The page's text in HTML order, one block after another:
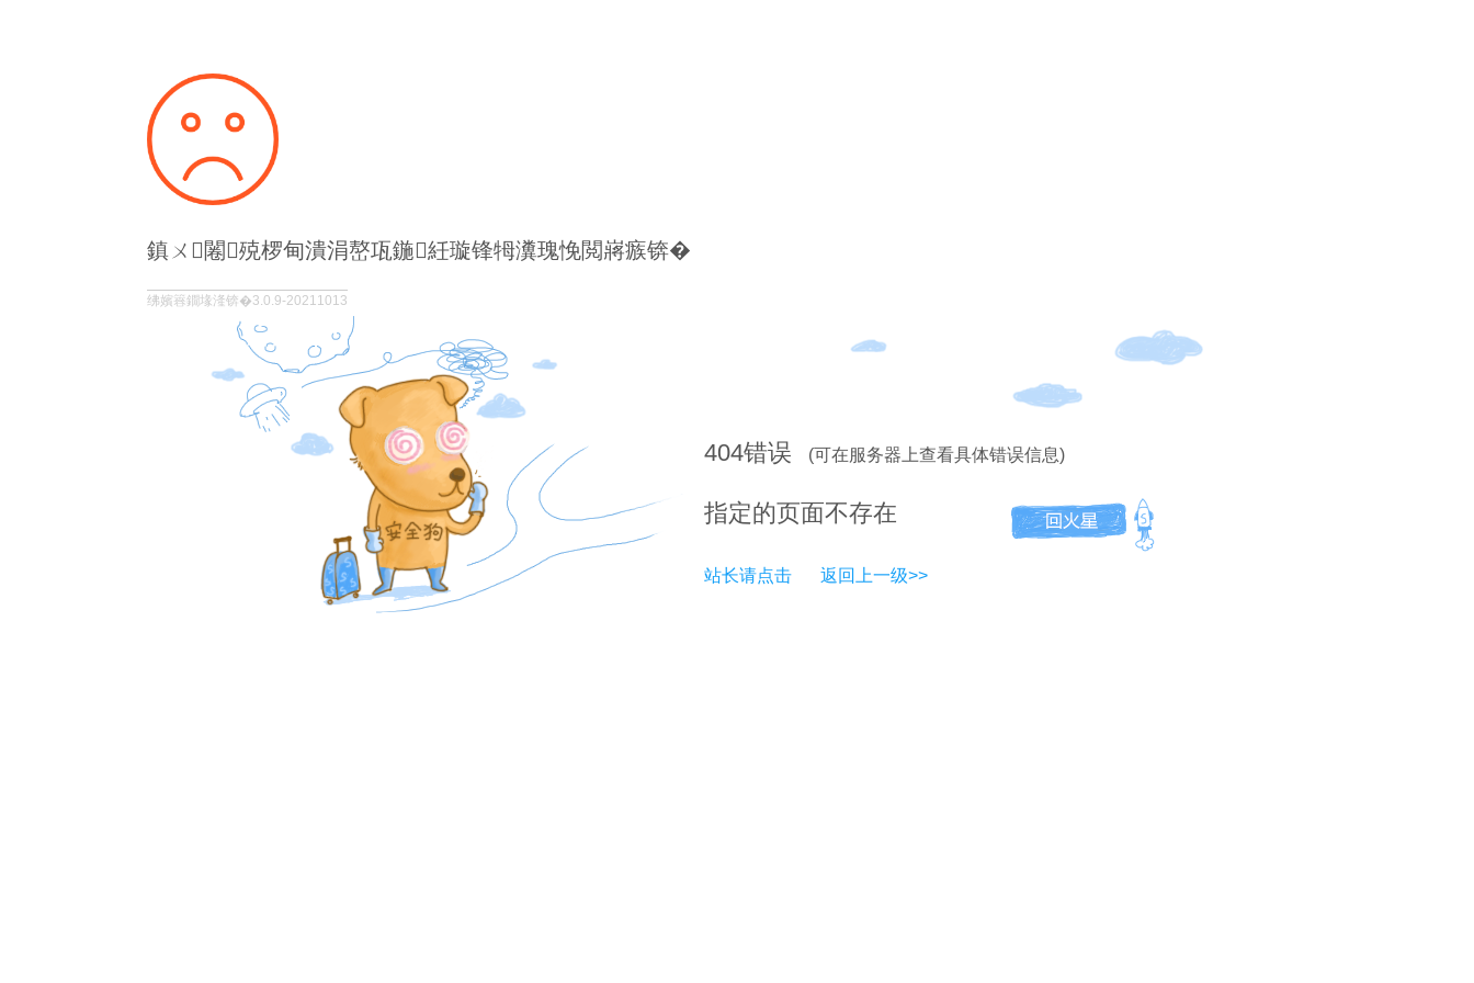
鎮ㄨ闂殑椤甸潰涓嶅瓨鍦紝璇锋牳瀵瑰悗閲嶈瘯锛�
绋嬪簭鐗堟湰锛�3.0.9-20211013
404错误 (可在服务器上查看具体错误信息)
指定的页面不存在
站长请点击 返回上一级>>